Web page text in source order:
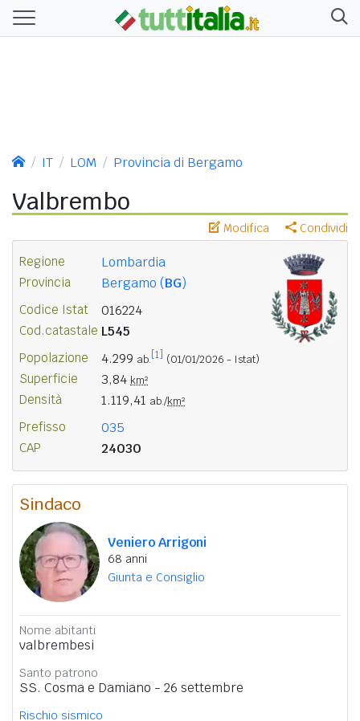
IT LOM Provincia di Bergamo
Valbrembo
Modifica Condividi
Regione Lombardia
Provincia Bergamo (BG)
Codice Istat 016224
Cod.catastale L545
Popolazione 4.299 ab. [1] (01/01/2026 - Istat)
Superficie 3,84 km²
Densità 1.119,41 ab./km²
Prefisso 035
CAP 24030
Sindaco
Veniero Arrigoni
68 anni
Giunta e Consiglio
Nome abitanti
valbrembesi
Santo patrono
SS. Cosma e Damiano - 26 settembre
Rischio sismico